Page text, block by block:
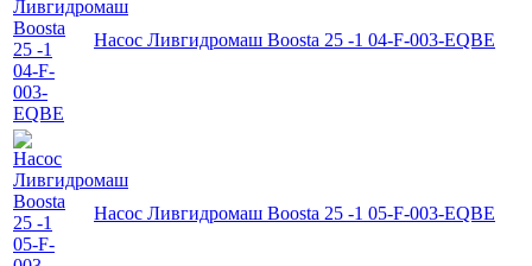
Насос Ливгидромаш Boosta 25 -1 04-F-003-EQBE
Насос Ливгидромаш Boosta 25 -1 05-F-003-EQBE